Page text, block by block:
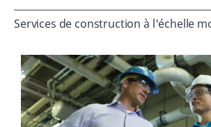
Services de construction à l'échelle